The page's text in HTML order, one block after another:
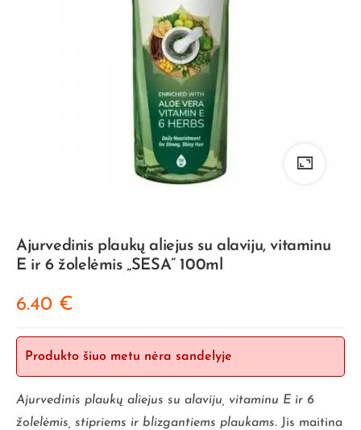
Ajurvedinis plaukų aliejus su alaviju, vitaminu
E ir 6 žolelėmis „SESA” 100ml
6.40 €
Produkto šiuo metu nėra sandelyje
Ajurvedinis plaukų aliejus su alaviju, vitaminu E ir 6
žolelėmis, stipriems ir blizgantiems plaukams. Jis maitina